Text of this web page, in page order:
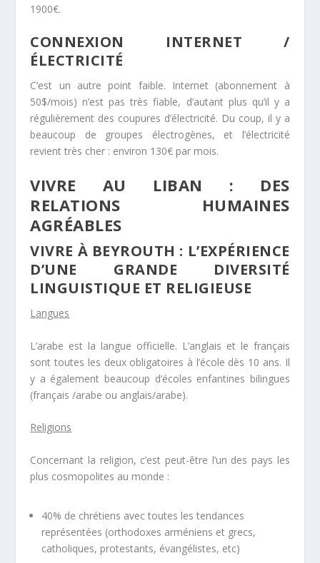
1900€.
CONNEXION INTERNET /
ÉLECTRICITÉ
C’est un autre point faible. Internet (abonnement à
50$/mois) n’est pas très fiable, d’autant plus qu’il y a
régulièrement des coupures d’électricité. Du coup, il y a
beaucoup de groupes électrogènes, et l’électricité
revient très cher : environ 130€ par mois.
VIVRE AU LIBAN : DES
RELATIONS HUMAINES
AGRÉABLES
VIVRE À BEYROUTH : L’EXPÉRIENCE
D’UNE GRANDE DIVERSITÉ
LINGUISTIQUE ET RELIGIEUSE
Langues
L’arabe est la langue officielle. L’anglais et le français
sont toutes les deux obligatoires à l’école dès 10 ans. Il
y a également beaucoup d’écoles enfantines bilingues
(français /arabe ou anglais/arabe).
Religions
Concernant la religion, c’est peut-être l’un des pays les
plus cosmopolites au monde :
40% de chrétiens avec toutes les tendances
représentées (orthodoxes arméniens et grecs,
catholiques, protestants, évangélistes, etc)